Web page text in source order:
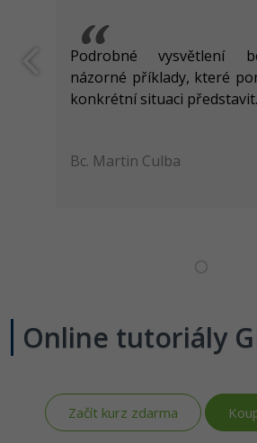
Podrobné vysvětlení
názorné příklady, které
konkrétní situaci představit.
Bc. Martin Culba
Online tutoriály
Začít kurz zdarma